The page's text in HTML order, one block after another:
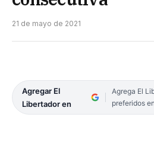
21 de mayo de 2021
Agregar El
Libertador en
Agrega El
preferidos